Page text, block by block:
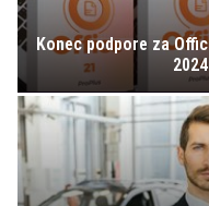
Konec podpore za